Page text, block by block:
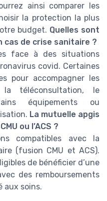
ainsi comparer les
la protection la plus
budget. Quelles sont
cas de crise sanitaire ?
face à des situations
covid. Certaines
pour accompagner les
téléconsultation, le
équipements ou
La mutuelle apgis
ou l’ACS ?
compatibles avec la
(fusion CMU et ACS).
de bénéficier d’une
des remboursements
aux soins.